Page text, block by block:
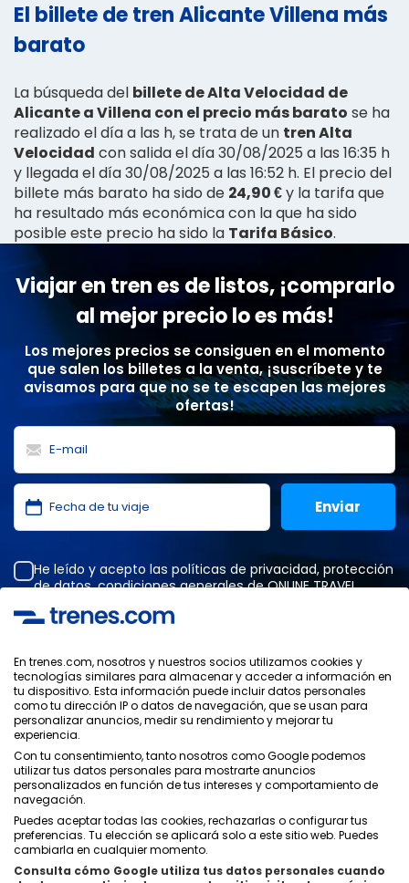
El billete de tren Alicante Villena más
barato
La búsqueda del billete de Alta Velocidad de
Alicante a Villena con el precio más barato se ha
realizado el día a las h, se trata de un tren Alta
Velocidad con salida el día 30/08/2025 a las 16:35 h
y llegada el día 30/08/2025 a las 16:52 h. El precio del
billete más barato ha sido de 24,90 €y la tarifa que
ha resultado más económica con la que ha sido
posible este precio ha sido la Tarifa Básico.
Viajar en tren es de listos, ¡comprarlo
al mejor precio lo es más!
Los mejores precios se consiguen en el momento
que salen los billetes a la venta, ¡suscríbete y te
avisamos para que no se te escapen las mejores
ofertas!
He leído y acepto las políticas de privacidad, protección
de datos,condiciones generalesde ONLINE TRAVEL
Política de Privacidad
Condiciones Generales
Política de Cookies
Aviso Legal
Quiénes Somos ixigo
En trenes.com, nosotros y nuestros socios utilizamos cookies y
tecnologías similares para almacenar y acceder a información en
tu dispositivo. Esta información puede incluir datos personales
como tu dirección IP o datos de navegación, que se usan para
personalizar anuncios, medir su rendimiento y mejorar tu
experiencia.
Con tu consentimiento, tanto nosotros como Google podemos
utilizar tus datos personales para mostrarte anuncios
personalizados en función de tus intereses y comportamiento de
navegación.
Puedes aceptar todas las cookies, rechazarlas o configurar tus
preferencias. Tu elección se aplicará solo a este sitio web. Puedes
cambiarla en cualquier momento.
Consulta cómo Google utiliza tus datos personales cuando